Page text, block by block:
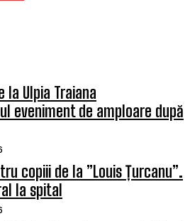
Ulpia Traiana
eveniment de amploare după
copiii de la ”Louis Țurcanu”.
la spital